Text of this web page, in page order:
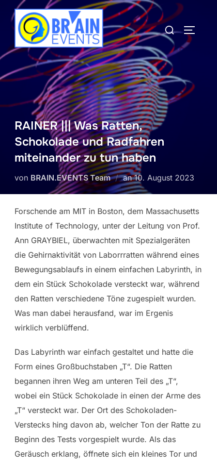
Zum
Inhalt
springen
Suchen
nach:
RAINER ||| Was Ratten,
Schokolade und Radfahren
miteinander zu tun haben
von BRAIN.EVENTS Team anVeröffentlicht
am
10. August 2023
Forschende am MIT in Boston, dem Massachusetts
Institute of Technology, unter der Leitung von Prof.
Ann GRAYBIEL, überwachten mit Spezialgeräten
die Gehirnaktivität von Laborrratten während eines
Bewegungsablaufs in einem einfachen Labyrinth, in
dem ein Stück Schokolade versteckt war, während
den Ratten verschiedene Töne zugespielt wurden.
Was man dabei herausfand, war im Ergenis
wirklich verblüffend.
Das Labyrinth war einfach gestaltet und hatte die
Form eines Großbuchstaben „T“. Die Ratten
begannen ihren Weg am unteren Teil des „T“,
wobei ein Stück Schokolade in einen der Arme des
„T“ versteckt war. Der Ort des Schokoladen-
Verstecks hing davon ab, welcher Ton der Ratte zu
Beginn des Tests vorgespielt wurde. Als das
Geräusch erklang, öffnete sich ein kleines Tor und